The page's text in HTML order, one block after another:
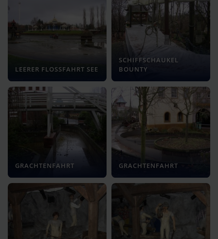
LEERER FLOSSFAHRT SEE
SCHIFFSCHAUKEL
BOUNTY
GRACHTENFAHRT GRACHTENFAHRT